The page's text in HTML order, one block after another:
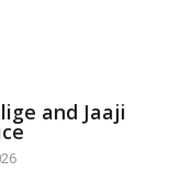
and Jaaji